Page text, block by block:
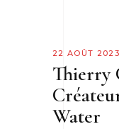
22 AOÛT 2023
Thierry
Water